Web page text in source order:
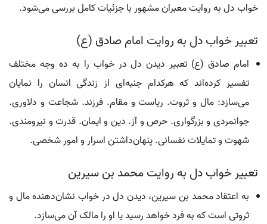
خواب دل به روایت معبران مشهور با جزئیات کامل بررسی می‌شود.
تعبیر خواب دل به روایت امام صادق (ع)
امام صادق (ع) تعبیر دیدن دل در خواب را به ده وجه مختلف
تفسیر کرده‌اند که هرکدام جنبه‌ای از زندگی انسان را نمایان
می‌سازد: مال و ثروت. ریاست و مقام. فرزند. شجاعت و دلاوری.
جوانمردی و بزرگواری. حرص و آز. دین و ایمان. قدرت و نیرومندی.
شهوت و تمایلات نفسانی. پنهان‌داشتن اسرار و امور شخصی.
تعبیر خواب دل به روایت محمد بن سیرین
به اعتقاد محمد بن سیرین، دیدن دل در خواب نشان‌دهنده مال و
ثروتی است که به فرد خواهد رسید یا او را مالک آن می‌سازد.